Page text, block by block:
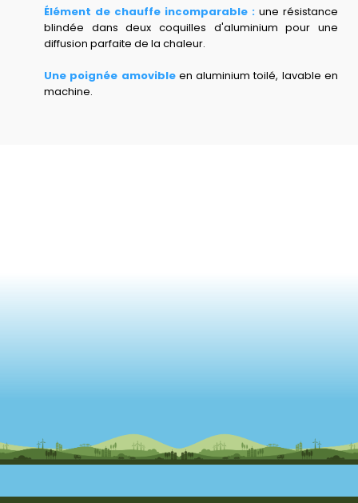
Élément de chauffe incomparable : une résistance
blindée dans deux coquilles d'aluminium pour une
diffusion parfaite de la chaleur.
Une poignée amovibleen aluminium toilé, lavable en
machine.